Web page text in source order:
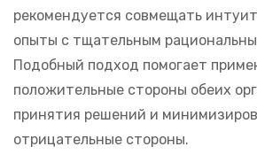
рекомендуется совмещать
опыты с тщательным
Подобный подход помогает
положительные стороны обеих
принятия решений и
отрицательные стороны.